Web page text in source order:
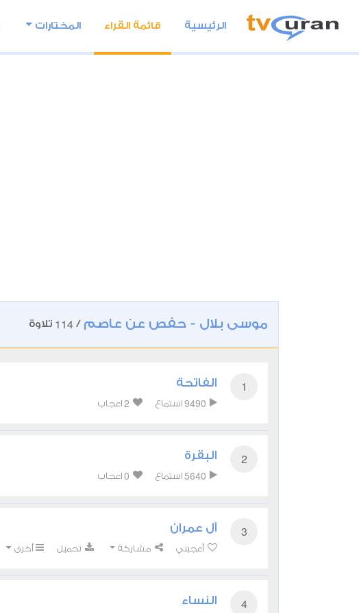
الرئيسية قائمة القراء المختارات
موسى بلال - حفص عن عاصم /
114 تلاوة
1 الفاتحة
9490 استماع 2 اعجاب
2 البقرة
5640 استماع 0 اعجاب
3 آل عمران
أعجبني مشاركة تحميل أخرى
4 النساء